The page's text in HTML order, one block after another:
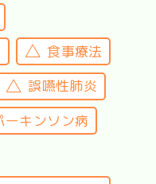
食事療法
誤嚥性肺炎
ーキンソン病